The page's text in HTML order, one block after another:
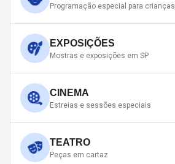
Programação especial para crianças
EXPOSIÇÕES
Mostras e exposições em SP
CINEMA
Estreias e sessões especiais
TEATRO
Peças em cartaz